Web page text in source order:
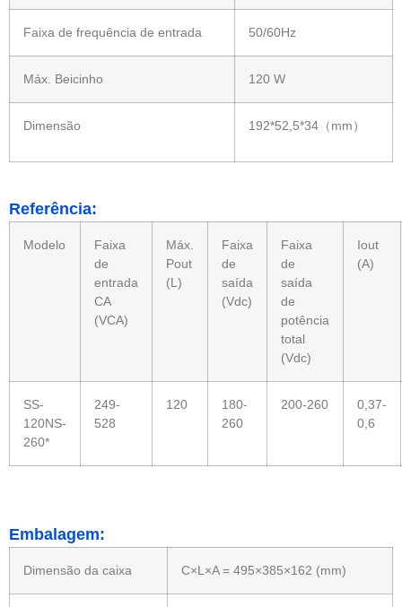
Faixa de frequência de entrada 50/60Hz
Máx. Beicinho 120 W
Dimensão 192*52,5*34（mm）
Referência:
Modelo
Faixa
de
entrada
CA
(VCA)
Máx.
Pout
(L)
Faixa
de
saída
(Vdc)
Faixa
de
saída
de
potência
total
(Vdc)
Iout
(A)
SS-
120NS-
260*
249-
528
120
180-
260
200-260
0,37-
0,6
Embalagem:
Dimensão da caixa C×L×A = 495×385×162 (mm)